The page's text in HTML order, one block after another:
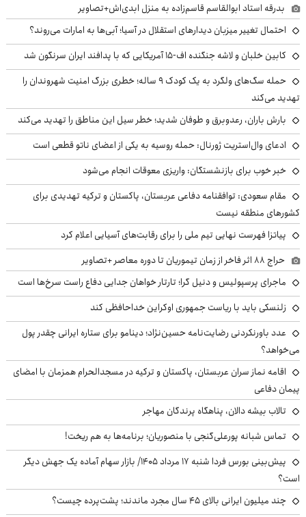
بدرقه استاد ابوالقاسم قاسم‌زاده به منزل ابدی‌اش+تصاویر
احتمال تغییر میزبان دیدارهای استقلال در آسیا؛ آبی‌ها به امارات می‌روند؟
کابین خلبان و لاشه جنگنده اف-۱۵ آمریکایی که با پدافند ایران سرنگون شد
حمله سگ‌های ولگرد به یک کودک ۹ ساله؛ خطری بزرگ امنیت شهروندان را
تهدید می‌کند
بارش باران، رعدوبرق و طوفان شدید؛ خطر سیل این مناطق را تهدید می‌کند
ادعای وال‌استریت ژورنال: حمله روسیه به یکی از اعضای ناتو قطعی است
خبر خوب برای بازنشستگان: واریزی معوقات انجام می‌شود
مقام سعودی: توافقنامه دفاعی عربستان، پاکستان و ترکیه تهدیدی برای
کشورهای منطقه نیست
پیاتزا فهرست نهایی تیم ملی را برای رقابت‌های آسیایی اعلام کرد
حراج ۸۸ اثر فاخر از زمان تیموریان تا دوره معاصر +تصاویر
ماجرای پرسپولیس و دنیل گرا؛ تارتار خواهان جدایی دفاع راست سرخ‌ها است
زلنسکی باید با ریاست جمهوری اوکراین خداحافظی کند
عدد باورنکردنی رضایت‌نامه حسین‌نژاد؛ دینامو برای ستاره ایرانی چقدر پول
می‌خواهد؟
اقامه نماز سران عربستان، پاکستان و ترکیه در مسجدالحرام همزمان با امضای
پیمان دفاعی
تالاب بیشه دالان، پناهگاه پرندگان مهاجر
تماس شبانه پورعلی‌گنجی با منصوریان؛ برنامه‌ها به هم ریخت!
پیش‌بینی بورس فردا شنبه ۱۷ مرداد ۱۴۰۵/ بازار سهام آماده یک جهش دیگر
است؟
چند میلیون ایرانی بالای ۴۵ سال مجرد ماندند؛ پشت‌پرده چیست؟